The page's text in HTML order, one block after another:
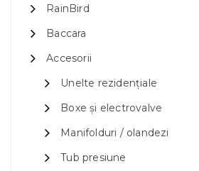
RainBird
Baccara
Accesorii
Unelte rezidențiale
Boxe și electrovalve
Manifolduri / olandezi
Tub presiune